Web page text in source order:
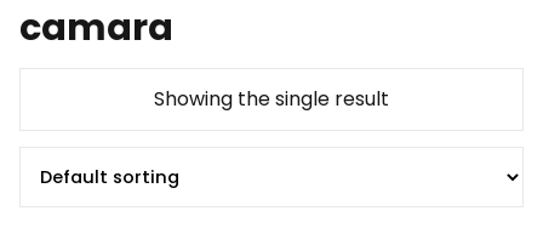
camara
Showing the single result